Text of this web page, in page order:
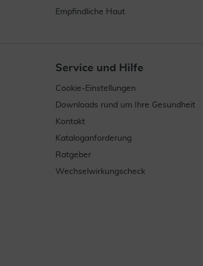
Empfindliche Haut
Service und Hilfe
Cookie-Einstellungen
Downloads rund um Ihre Gesundheit
Kontakt
Kataloganforderung
Ratgeber
Wechselwirkungscheck